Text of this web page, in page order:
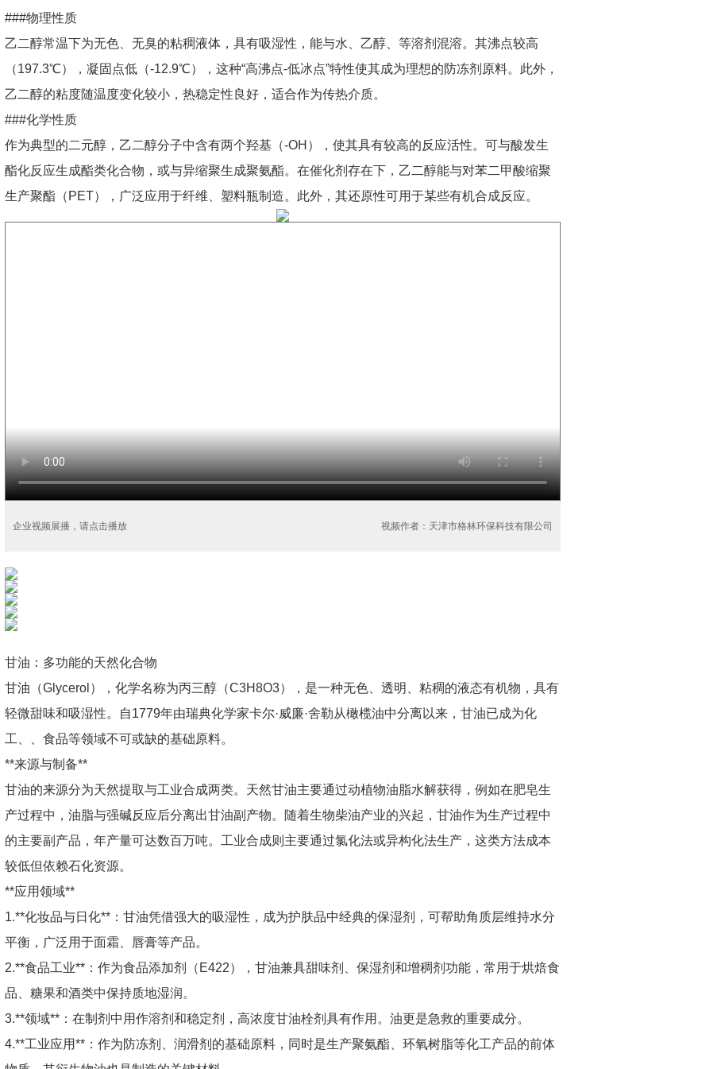
###物理性质
乙二醇常温下为无色、无臭的粘稠液体，具有吸湿性，能与水、乙醇、等溶剂混溶。其沸点较高
（197.3℃），凝固点低（-12.9℃），这种“高沸点-低冰点”特性使其成为理想的防冻剂原料。此外，
乙二醇的粘度随温度变化较小，热稳定性良好，适合作为传热介质。
###化学性质
作为典型的二元醇，乙二醇分子中含有两个羟基（-OH），使其具有较高的反应活性。可与酸发生
酯化反应生成酯类化合物，或与异缩聚生成聚氨酯。在催化剂存在下，乙二醇能与对苯二甲酸缩聚
生产聚酯（PET），广泛应用于纤维、塑料瓶制造。此外，其还原性可用于某些有机合成反应。
企业视频展播，请点击播放 视频作者：天津市格林环保科技有限公司
甘油：多功能的天然化合物
甘油（Glycerol），化学名称为丙三醇（C3H8O3），是一种无色、透明、粘稠的液态有机物，具有
轻微甜味和吸湿性。自1779年由瑞典化学家卡尔·威廉·舍勒从橄榄油中分离以来，甘油已成为化
工、、食品等领域不可或缺的基础原料。
**来源与制备**
甘油的来源分为天然提取与工业合成两类。天然甘油主要通过动植物油脂水解获得，例如在肥皂生
产过程中，油脂与强碱反应后分离出甘油副产物。随着生物柴油产业的兴起，甘油作为生产过程中
的主要副产品，年产量可达数百万吨。工业合成则主要通过氯化法或异构化法生产，这类方法成本
较低但依赖石化资源。
**应用领域**
1.**化妆品与日化**：甘油凭借强大的吸湿性，成为护肤品中经典的保湿剂，可帮助角质层维持水分
平衡，广泛用于面霜、唇膏等产品。
2.**食品工业**：作为食品添加剂（E422），甘油兼具甜味剂、保湿剂和增稠剂功能，常用于烘焙食
品、糖果和酒类中保持质地湿润。
3.**领域**：在制剂中用作溶剂和稳定剂，高浓度甘油栓剂具有作用。油更是急救的重要成分。
4.**工业应用**：作为防冻剂、润滑剂的基础原料，同时是生产聚氨酯、环氧树脂等化工产品的前体